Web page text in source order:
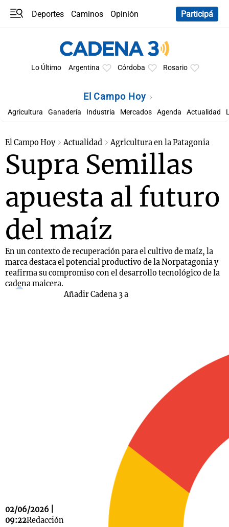
Deportes Caminos
Opinión
Participá
Lo Último Argentina Córdoba Rosario
El Campo Hoy
Agricultura Ganadería Industria Mercados Agenda Actualidad
El Campo Hoy Actualidad Agricultura en la Patagonia
Supra Semillas
apuesta al futuro
del maíz
En un contexto de recuperación para el cultivo de maíz, la
marca destaca el potencial productivo de la Norpatagonia y
reafirma su compromiso con el desarrollo tecnológico de la
cadena maicera.
02/06/2026 |
09:22Redacción
Añadir Cadena 3 a